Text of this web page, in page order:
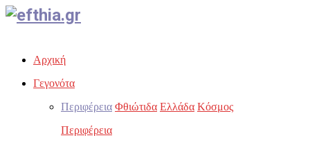
Facebook
Twitter
Instagram
Youtube
Email
Αρχική
Γεγονότα
Περιφέρεια Φθιώτιδα Ελλάδα Κόσμος
Περιφέρεια